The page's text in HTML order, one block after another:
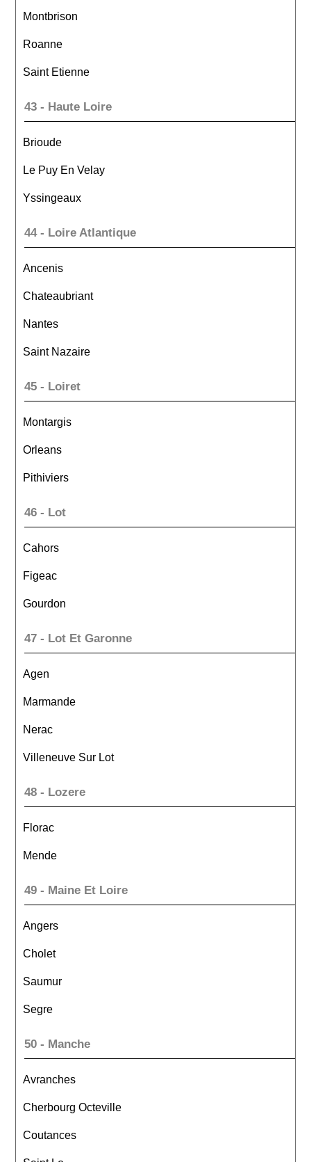
Montbrison
Roanne
Saint Etienne
43 - Haute Loire
Brioude
Le Puy En Velay
Yssingeaux
44 - Loire Atlantique
Ancenis
Chateaubriant
Nantes
Saint Nazaire
45 - Loiret
Montargis
Orleans
Pithiviers
46 - Lot
Cahors
Figeac
Gourdon
47 - Lot Et Garonne
Agen
Marmande
Nerac
Villeneuve Sur Lot
48 - Lozere
Florac
Mende
49 - Maine Et Loire
Angers
Cholet
Saumur
Segre
50 - Manche
Avranches
Cherbourg Octeville
Coutances